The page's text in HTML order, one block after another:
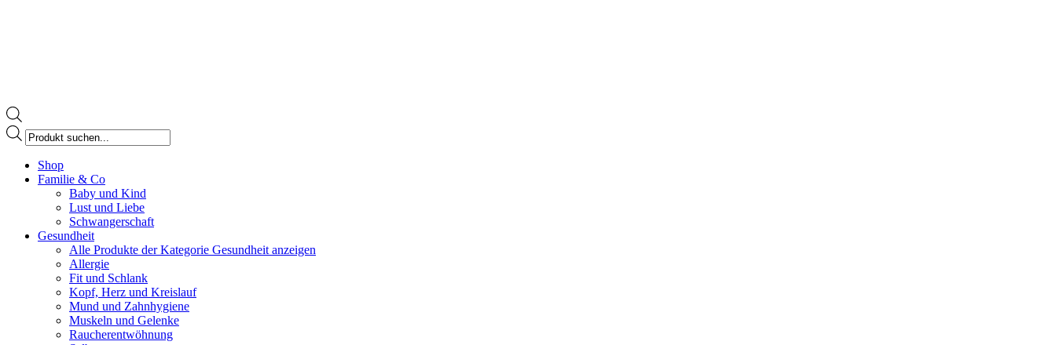
Products
search
page
opens
Shop
Familie & Co
Baby und Kind
Lust und Liebe
Schwangerschaft
Gesundheit
Alle Produkte der Kategorie Gesundheit anzeigen
Allergie
Fit und Schlank
Kopf, Herz und Kreislauf
Mund und Zahnhygiene
Muskeln und Gelenke
Raucherentwöhnung